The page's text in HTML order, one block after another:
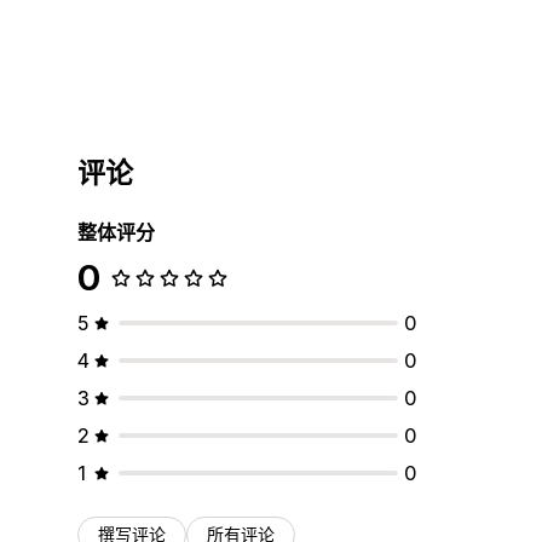
评论
整体评分
0
5
0
4
0
3
0
2
0
1
0
撰写评论 所有评论